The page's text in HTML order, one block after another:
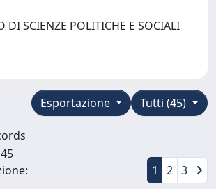
DI SCIENZE POLITICHE E SOCIALI
Tutti (45)
Esportazione
1 2 3